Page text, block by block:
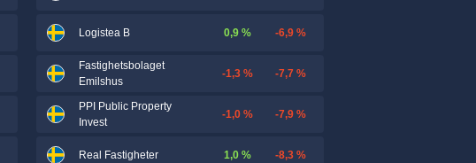
Logistea B 0,9 % -6,9 %
Fastighetsbolaget
Emilshus
-1,3 % -7,7 %
PPI Public Property
Invest
-1,0 % -7,9 %
Real Fastigheter 1,0 % -8,3 %